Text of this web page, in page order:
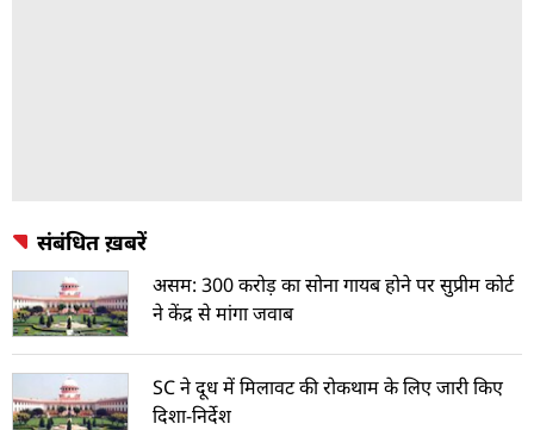
संबंधित ख़बरें
असम: 300 करोड़ का सोना गायब होने पर सुप्रीम कोर्ट
ने केंद्र से मांगा जवाब
SC ने दूध में मिलावट की रोकथाम के लिए जारी किए
दिशा-निर्देश